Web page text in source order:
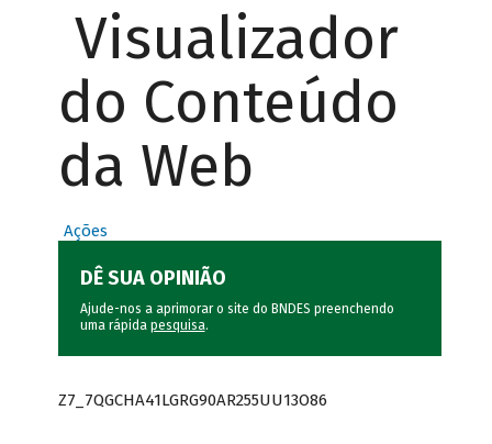
Visualizador
do Conteúdo
da Web
Ações
DÊ SUA OPINIÃO
Ajude-nos a aprimorar o site do BNDES preenchendo
uma rápida pesquisa.
Z7_7QGCHA41LGRG90AR255UU13O86